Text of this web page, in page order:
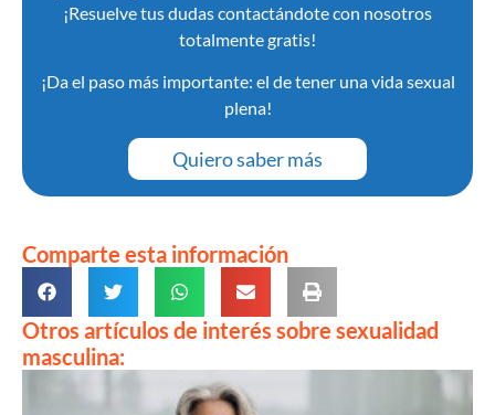
¡Resuelve tus dudas contactándote con nosotros
totalmente gratis!
¡Da el paso más importante: el de tener una vida sexual
plena!
Quiero saber más
Comparte esta información
Otros artículos de interés sobre sexualidad
masculina: